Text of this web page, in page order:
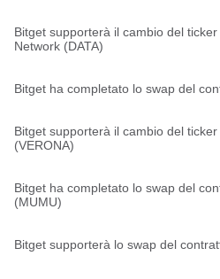
Bitget supporterà il cambio del
Network (DATA)
Bitget ha completato lo swap del
Bitget supporterà il cambio del
(VERONA)
Bitget ha completato lo swap del
(MUMU)
Bitget supporterà lo swap del